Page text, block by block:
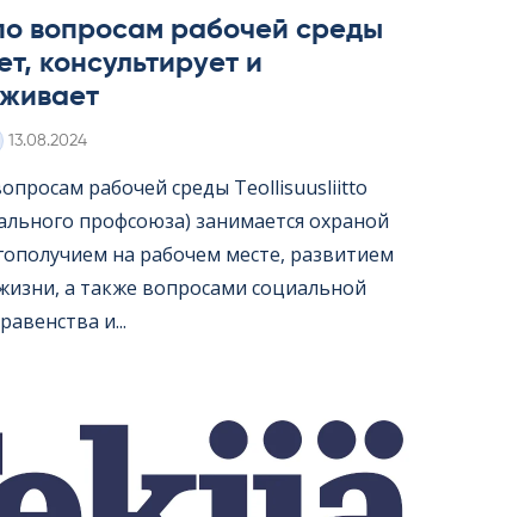
вопросам рабочей среды
консультирует и
Kirjoitettu
13.08.2024
рабочей среды Teol­li­suus­liitto
профсоюза) занимается охраной
на рабочем месте, развитием
а также вопросами социальной
и...